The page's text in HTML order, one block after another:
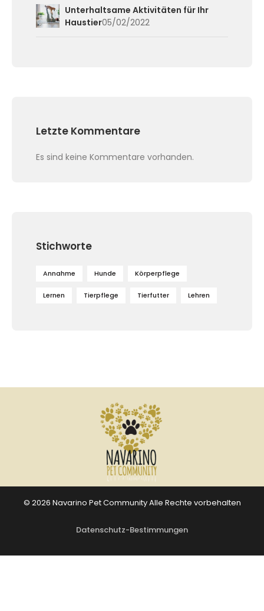
Unterhaltsame Aktivitäten für Ihr
Haustier05/02/2022
Letzte Kommentare
Es sind keine Kommentare vorhanden.
Stichworte
Annahme Hunde Körperpflege
Lernen Tierpflege Tierfutter Lehren
© 2026 Navarino Pet Community Alle Rechte vorbehalten
Datenschutz-Bestimmungen